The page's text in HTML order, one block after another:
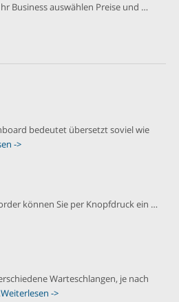
Business auswählen Preise und …
bedeutet übersetzt soviel wie
->
können Sie per Knopfdruck ein …
Warteschlangen, je nach
Weiterlesen ->